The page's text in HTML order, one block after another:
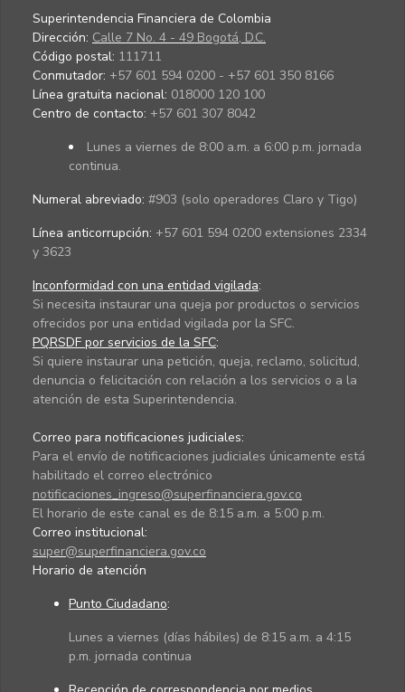
Superintendencia Financiera de Colombia
Dirección: Calle 7 No. 4 - 49 Bogotá, D.C.
Código postal: 111711
Conmutador: +57 601 594 0200 - +57 601 350 8166
Línea gratuita nacional: 018000 120 100
Centro de contacto: +57 601 307 8042
Lunes a viernes de 8:00 a.m. a 6:00 p.m. jornada
continua.
Numeral abreviado: #903 (solo operadores Claro y Tigo)
Línea anticorrupción: +57 601 594 0200 extensiones 2334
y 3623
Inconformidad con una entidad vigilada:
Si necesita instaurar una queja por productos o servicios
ofrecidos por una entidad vigilada por la SFC.
PQRSDF por servicios de la SFC:
Si quiere instaurar una petición, queja, reclamo, solicitud,
denuncia o felicitación con relación a los servicios o a la
atención de esta Superintendencia.
Correo para notificaciones judiciales:
Para el envío de notificaciones judiciales únicamente está
habilitado el correo electrónico
notificaciones_ingreso@superfinanciera.gov.co
El horario de este canal es de 8:15 a.m. a 5:00 p.m.
Correo institucional:
super@superfinanciera.gov.co
Horario de atención
Punto Ciudadano:
Lunes a viernes (días hábiles) de 8:15 a.m. a 4:15
p.m. jornada continua